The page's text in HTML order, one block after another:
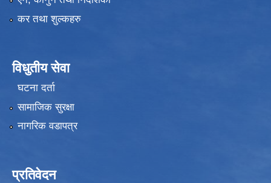
कर तथा शुल्कहरु
विधुतीय सेवा
घटना दर्ता
सामाजिक सुरक्षा
नागरिक वडापत्र
प्रतिवेदन